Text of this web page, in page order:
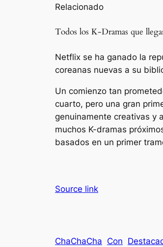
Relacionado
Todos los K-Dramas que
Netflix se ha ganado la
coreanas nuevas a su
Un comienzo tan
cuarto, pero una gran
genuinamente creativas y
muchos K-dramas
basados ​​en un primer
Source link
ChaChaCha Con